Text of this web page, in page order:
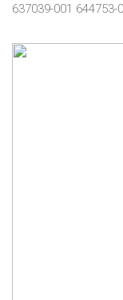
637039-001 644753-